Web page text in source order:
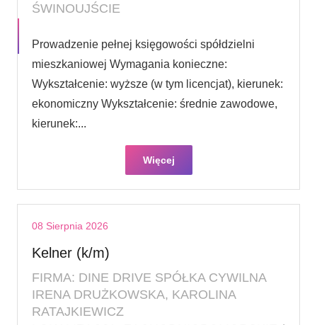
ŚWINOUJŚCIE
Prowadzenie pełnej księgowości spółdzielni
mieszkaniowej Wymagania konieczne:
Wykształcenie: wyższe (w tym licencjat), kierunek:
ekonomiczny Wykształcenie: średnie zawodowe,
kierunek:...
Więcej
08 Sierpnia 2026
Kelner (k/m)
FIRMA: DINE DRIVE SPÓŁKA CYWILNA
IRENA DRUŻKOWSKA, KAROLINA
RATAJKIEWICZ